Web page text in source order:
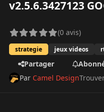
v2.5.6.3427123
(0 avis)
strategie jeux videos
Partager
Par Camel Design